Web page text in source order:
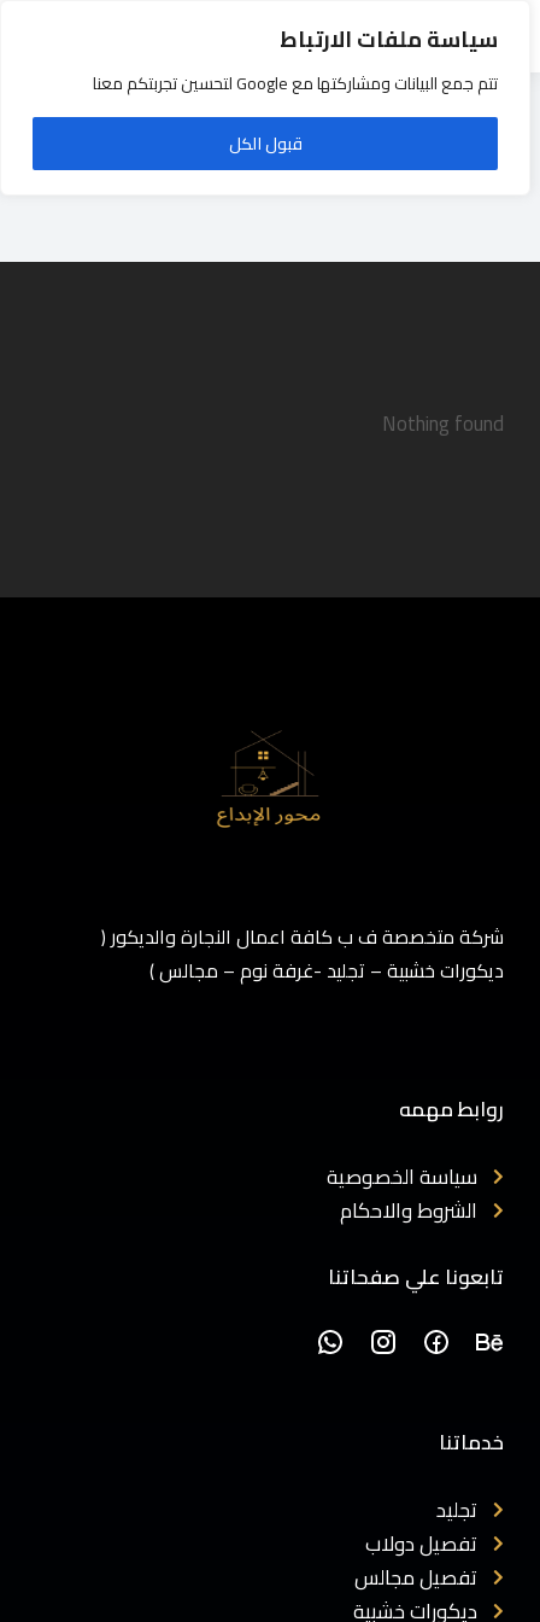
سياسة ملفات الارتباط
تتم جمع البيانات ومشاركتها مع Google لتحسين تجربتكم معنا
قبول الكل
Staff
Nothing found
شركة متخصصة ف ب كافة اعمال النجارة والديكور (
ديكورات خشبية – تجليد -غرفة نوم – مجالس )
روابط مهمه
سياسة الخصوصية
الشروط والاحكام
تابعونا علي صفحاتنا
خدماتنا
تجليد
تفصيل دولاب
تفصيل مجالس
ديكورات خشبية